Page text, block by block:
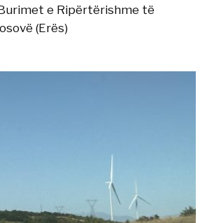
e Ripërtërishme të
(Erës)